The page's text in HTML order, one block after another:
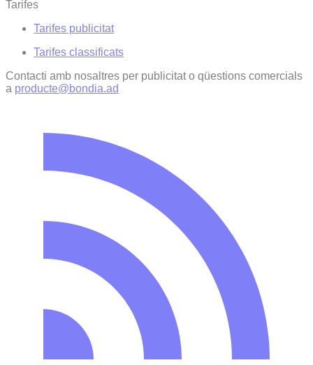
Tarifes
Tarifes publicitat
Tarifes classificats
Contacti amb nosaltres per publicitat o qüestions comercials
a producte@bondia.ad